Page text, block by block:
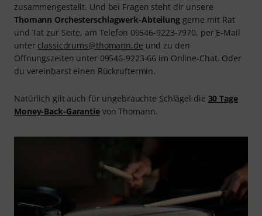
zusammengestellt. Und bei Fragen steht dir unsere
Thomann Orchesterschlagwerk-Abteilunggerne mit Rat
und Tat zur Seite, am Telefon 09546-9223-7970, per E-Mail
unter classicdrums@thomann.de und zu den
Öffnungszeiten unter 09546-9223-66 im Online-Chat. Oder
du vereinbarst einen Rückruftermin.
Natürlich gilt auch für ungebrauchte Schlägel die 30 Tage
Money-Back-Garantievon Thomann.